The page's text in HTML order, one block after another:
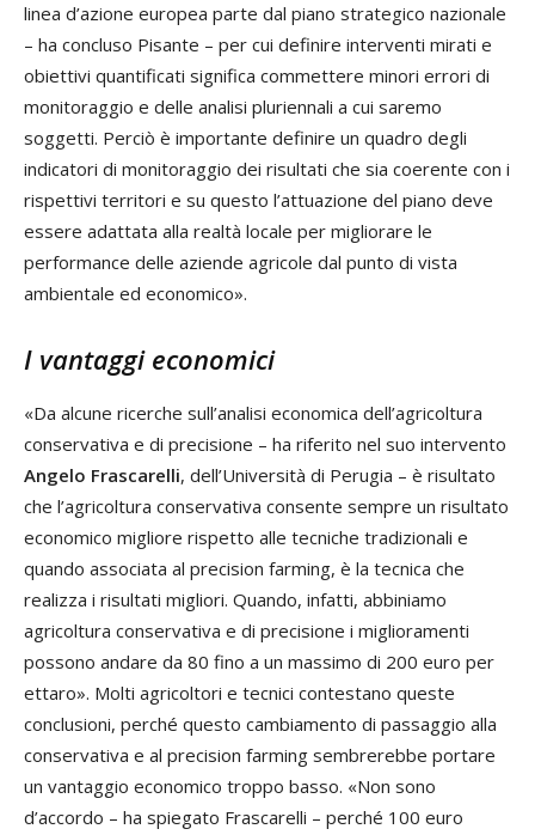
linea d’azione europea parte dal piano strategico nazionale
– ha concluso Pisante – per cui definire interventi mirati e
obiettivi quantificati significa commettere minori errori di
monitoraggio e delle analisi pluriennali a cui saremo
soggetti. Perciò è importante definire un quadro degli
indicatori di monitoraggio dei risultati che sia coerente con i
rispettivi territori e su questo l’attuazione del piano deve
essere adattata alla realtà locale per migliorare le
performance delle aziende agricole dal punto di vista
ambientale ed economico».
I vantaggi economici
«Da alcune ricerche sull’analisi economica dell’agricoltura
conservativa e di precisione – ha riferito nel suo intervento
Angelo Frascarelli, dell’Università di Perugia – è risultato
che l’agricoltura conservativa consente sempre un risultato
economico migliore rispetto alle tecniche tradizionali e
quando associata al precision farming, è la tecnica che
realizza i risultati migliori. Quando, infatti, abbiniamo
agricoltura conservativa e di precisione i miglioramenti
possono andare da 80 fino a un massimo di 200 euro per
ettaro». Molti agricoltori e tecnici contestano queste
conclusioni, perché questo cambiamento di passaggio alla
conservativa e al precision farming sembrerebbe portare
un vantaggio economico troppo basso. «Non sono
d’accordo – ha spiegato Frascarelli – perché 100 euro